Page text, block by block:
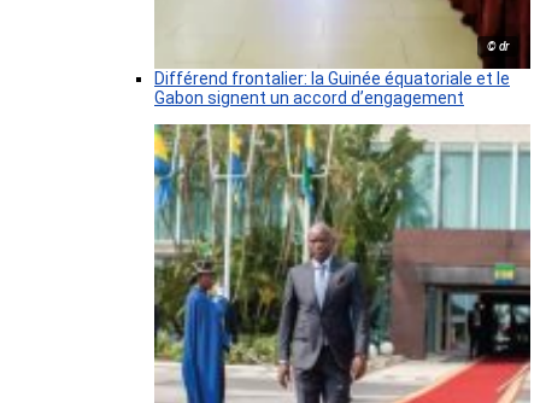
© dr
Différend frontalier: la Guinée équatoriale et le
Gabon signent un accord d’engagement